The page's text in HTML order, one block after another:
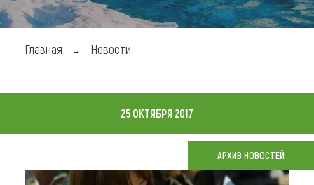
Чем заняться
Где остановиться
Что привезти (сувениры)
Главная Новости
25 ОКТЯБРЯ 2017
АРХИВ НОВОСТЕЙ